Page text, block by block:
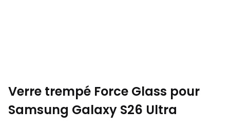
Verre trempé Force Glass pour
Samsung Galaxy S26 Ultra